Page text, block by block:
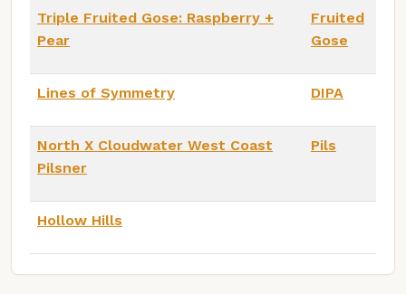
Triple Fruited Gose: Raspberry +
Pear
Fruited
Gose
Lines of Symmetry DIPA
North X Cloudwater West Coast
Pilsner
Pils
Hollow Hills